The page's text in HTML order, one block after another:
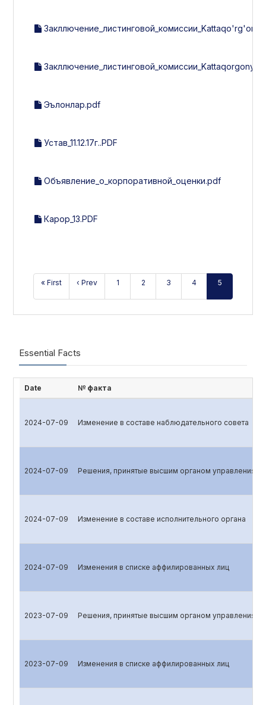
Закллючение_листинговой_комиссии_Kattaqorgonyog-
Эълонлар.pdf
Устав_11.12.17г..PDF
Объявление_о_корпоративной_оценки.pdf
Карор_13.PDF
« First ‹ Prev 1 2 3 4 5
Essential Facts
Date № факта
2024-07-09 Изменение в составе наблюдательного совета
2024-07-09 Решения, принятые высшим органом управления
2024-07-09 Изменение в составе исполнительного органа
2024-07-09 Изменения в списке аффилированных лиц
2023-07-09 Решения, принятые высшим органом управления
2023-07-09 Изменения в списке аффилированных лиц